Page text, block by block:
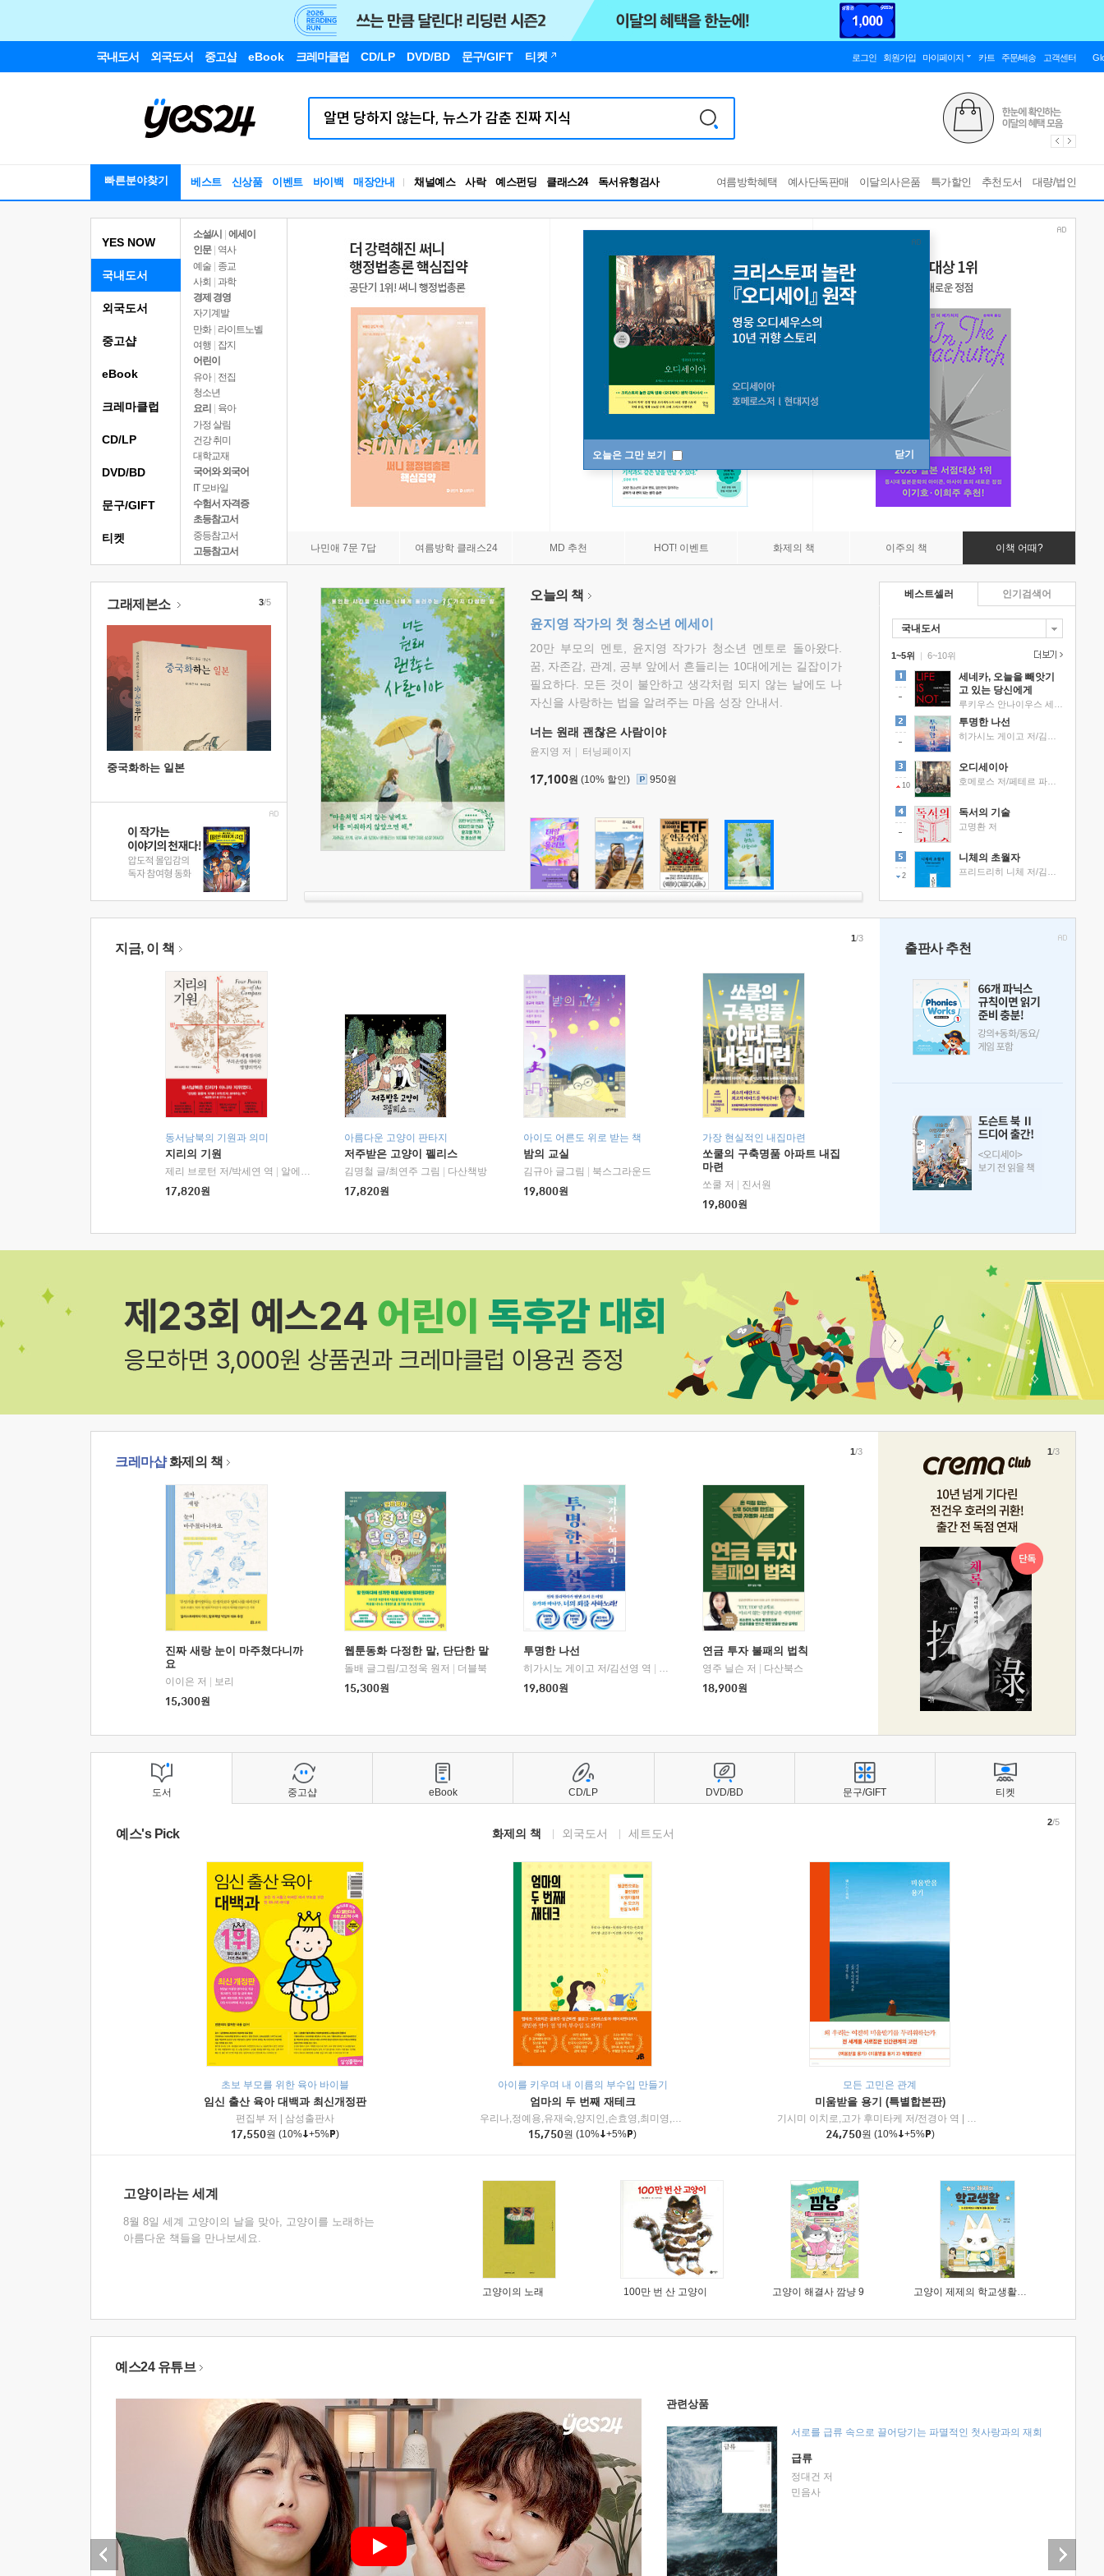
국내도서 외국도서 중고샵 eBook 크레마클럽 CD/LP DVD/BD 문구/GIFT 티켓 로그인 회원가입 마이페이지 카트 주문/배송 고객센터
빠른분야찾기 베스트 신상품 이벤트 바이백 매장안내 채널예스 사락 예스펀딩 클래스24
RBTI Lab
독서유형검사
여름방학혜택 예사단독판매 이달의사은품 특가할인 추천도서 대량/법인
오늘은 그만 보기 닫기
YES NOW
국내도서
소설/시
에세이
인문
역사
예술 | 종교
사회 | 과학
경제 경영
자기계발
만화 | 라이트노벨
여행
잡지
어린이
유아 | 전집
청소년
요리
육아
가정 살림
건강 취미
대학교재
국어와 외국어
IT 모바일
수험서 자격증
초등참고서
중등참고서
고등참고서
나민애 7문 7답 여름방학 클래스24 MD 추천 HOT! 이벤트 화제의 책 이주의 책 이책 어때?
외국도서
중고샵
eBook
크레마클럽
CD/LP
DVD/BD
문구/GIFT
티켓
그래제본소
중국화하는 일본
3/5 오늘의 책
윤지영 작가의 첫 청소년 에세이
20만 부모의 멘토, 윤지영 작가가 청소년 멘토로 돌아왔다.
꿈, 자존감, 관계, 공부 앞에서 흔들리는 10대에게는 길잡이가
필요하다. 모든 것이 불안하고 생각처럼 되지 않는 날에도 나
자신을 사랑하는 법을 알려주는 마음 성장 안내서.
너는 원래 괜찮은 사람이야
윤지영 저 터닝페이지
17,100원 (10% 할인) 950원
베스트셀러
국내도서
1~5위 |
세네카, 오늘을 빼앗기
고 있는 당신에게
투명한 나선
10
오디세이아
독서의 기술
고명환 저
2
니체의 초월자
6~10위
인기검색어
지금, 이 책
동서남북의 기원과 의미
지리의 기원
제리 브로턴 저/박세연 역
알에이치코리아(RHK)
17,820원
아름다운 고양이 판타지
저주받은 고양이 펠리스
김명철 글/최연주 그림
다산책방
17,820원
아이도 어른도 위로 받는 책
밤의 교실
김규아 글그림
북스그라운드
19,800원
가장 현실적인 내집마련
쏘쿨의 구축명품 아파트 내집
마련
쏘쿨 저
진서원
19,800원
1/3
출판사 추천
크레마샵화제의 책
진짜 새랑 눈이 마주쳤다니까
요
이이은 저
보리
15,300원
웹툰동화 다정한 말, 단단한 말
돌배 글그림/고정욱 원저
더블북
15,300원
투명한 나선
히가시노 게이고 저/김선영 역
북다
19,800원
연금 투자 불패의 법칙
영주 닐슨 저
다산북스
18,900원
1/3 1/3
도서
예스's Pick 화제의 책 외국도서 세트도서
초보 부모를 위한 육아 바이블
임신 출산 육아 대백과 최신개정판
편집부 저
삼성출판사
17,550원 (10% +5% )
아이를 키우며 내 이름의 부수입 만들기
엄마의 두 번째 재테크
우리나,정예용,유재숙,양지인,손효영,최미영,조민주,이진현,차미숙,서미숙 저 | 제이브리즈북스
15,750원 (10% +5% )
모든 고민은 관계
미움받을 용기 (특별합본판)
기시미 이치로,고가 후미타케 저/전경아 역
인플루엔셜
24,750원 (10% +5% )
2/5
고양이라는 세계
8월 8일 세계 고양이의 날을 맞아, 고양이를 노래하는
아름다운 책들을 만나보세요.
고양이의 노래 100만 번 산 고양이 고양이 해결사 깜냥 9 고양이 제제의 학교생활 1 : 초등학생이 이렇게 힘들 줄이야
중고샵 eBook CD/LP DVD/BD 문구/GIFT 티켓
예스24 유튜브
관련상품
서로를 급류 속으로 끌어당기는 파멸적인 첫사랑과의 재회
급류
정대건 저
민음사